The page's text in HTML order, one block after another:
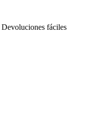
Devoluciones fáciles